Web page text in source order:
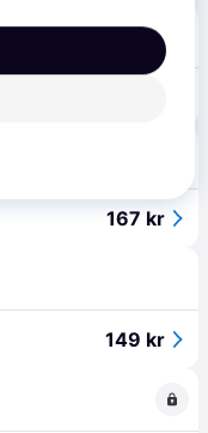
167 kr
149 kr